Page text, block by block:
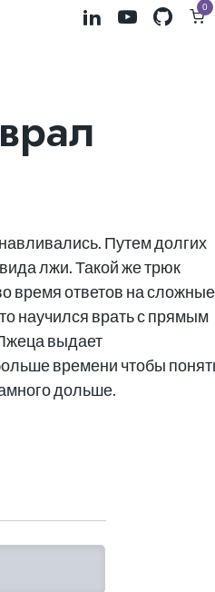
0
Путем долгих
лжи. Такой же трюк
время ответов на сложные
научился врать с прямым
выдает
времени чтобы
дольше.